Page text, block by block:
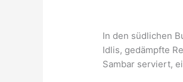
In den südlichen
Idlis, gedämpfte
Sambar serviert,